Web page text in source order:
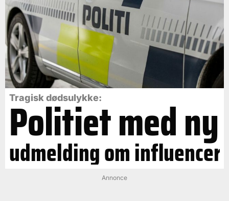
Tragisk dødsulykke:
Politiet med ny
udmelding om influencer
Annonce